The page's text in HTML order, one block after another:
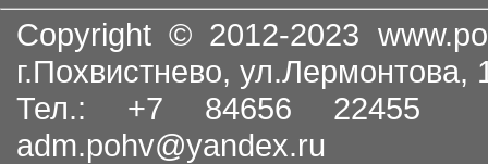
Copyright © 2012-2023
г.Похвистнево, ул.Лермонтова,
Тел.: +7 84656
adm.pohv@yandex.ru